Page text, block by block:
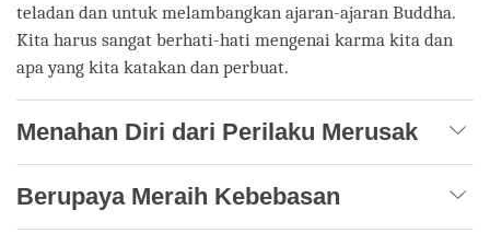
teladan dan untuk melambangkan ajaran-ajaran Buddha.
Kita harus sangat berhati-hati mengenai karma kita dan
apa yang kita katakan dan perbuat.
Menahan Diri dari Perilaku Merusak
Berupaya Meraih Kebebasan